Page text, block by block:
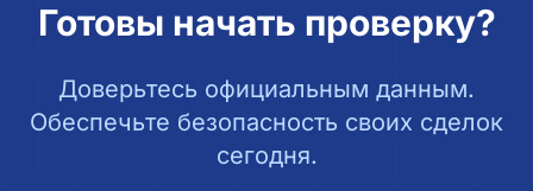
Готовы начать проверку?
Доверьтесь официальным данным.
Обеспечьте безопасность своих сделок
сегодня.